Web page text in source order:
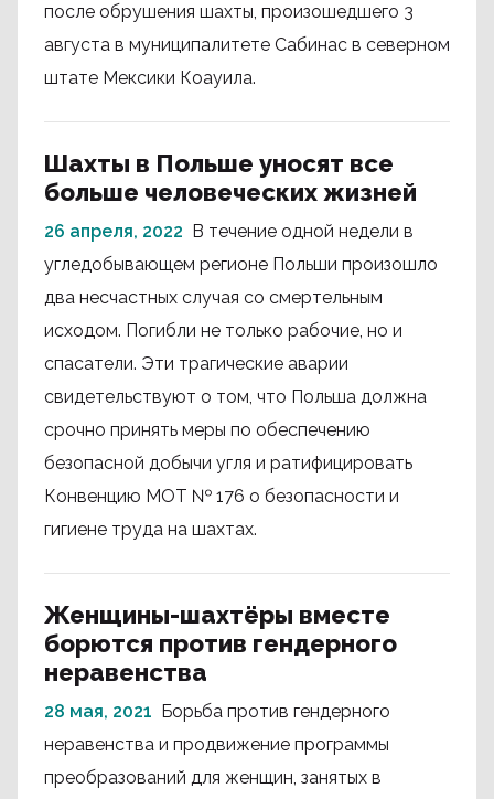
после обрушения шахты, произошедшего 3
августа в муниципалитете Сабинас в северном
штате Мексики Коауила.
Шахты в Польше уносят все
больше человеческих жизней
26 апреля, 2022 В течение одной недели в
угледобывающем регионе Польши произошло
два несчастных случая со смертельным
исходом. Погибли не только рабочие, но и
спасатели. Эти трагические аварии
свидетельствуют о том, что Польша должна
срочно принять меры по обеспечению
безопасной добычи угля и ратифицировать
Конвенцию МОТ № 176 о безопасности и
гигиене труда на шахтах.
Женщины-шахтёры вместе
борются против гендерного
неравенства
28 мая, 2021 Борьба против гендерного
неравенства и продвижение программы
преобразований для женщин, занятых в